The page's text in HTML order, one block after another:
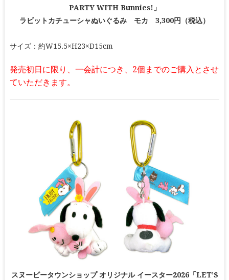
PARTY WITH Bunnies!」
ラビットカチューシャぬいぐるみ モカ 3,300円（税込）
サイズ：約W15.5×H23×D15cm
発売初日に限り、一会計につき、2個までのご購入とさせ
ていただきます。
スヌーピータウンショップ オリジナル イースター2026「LET’S